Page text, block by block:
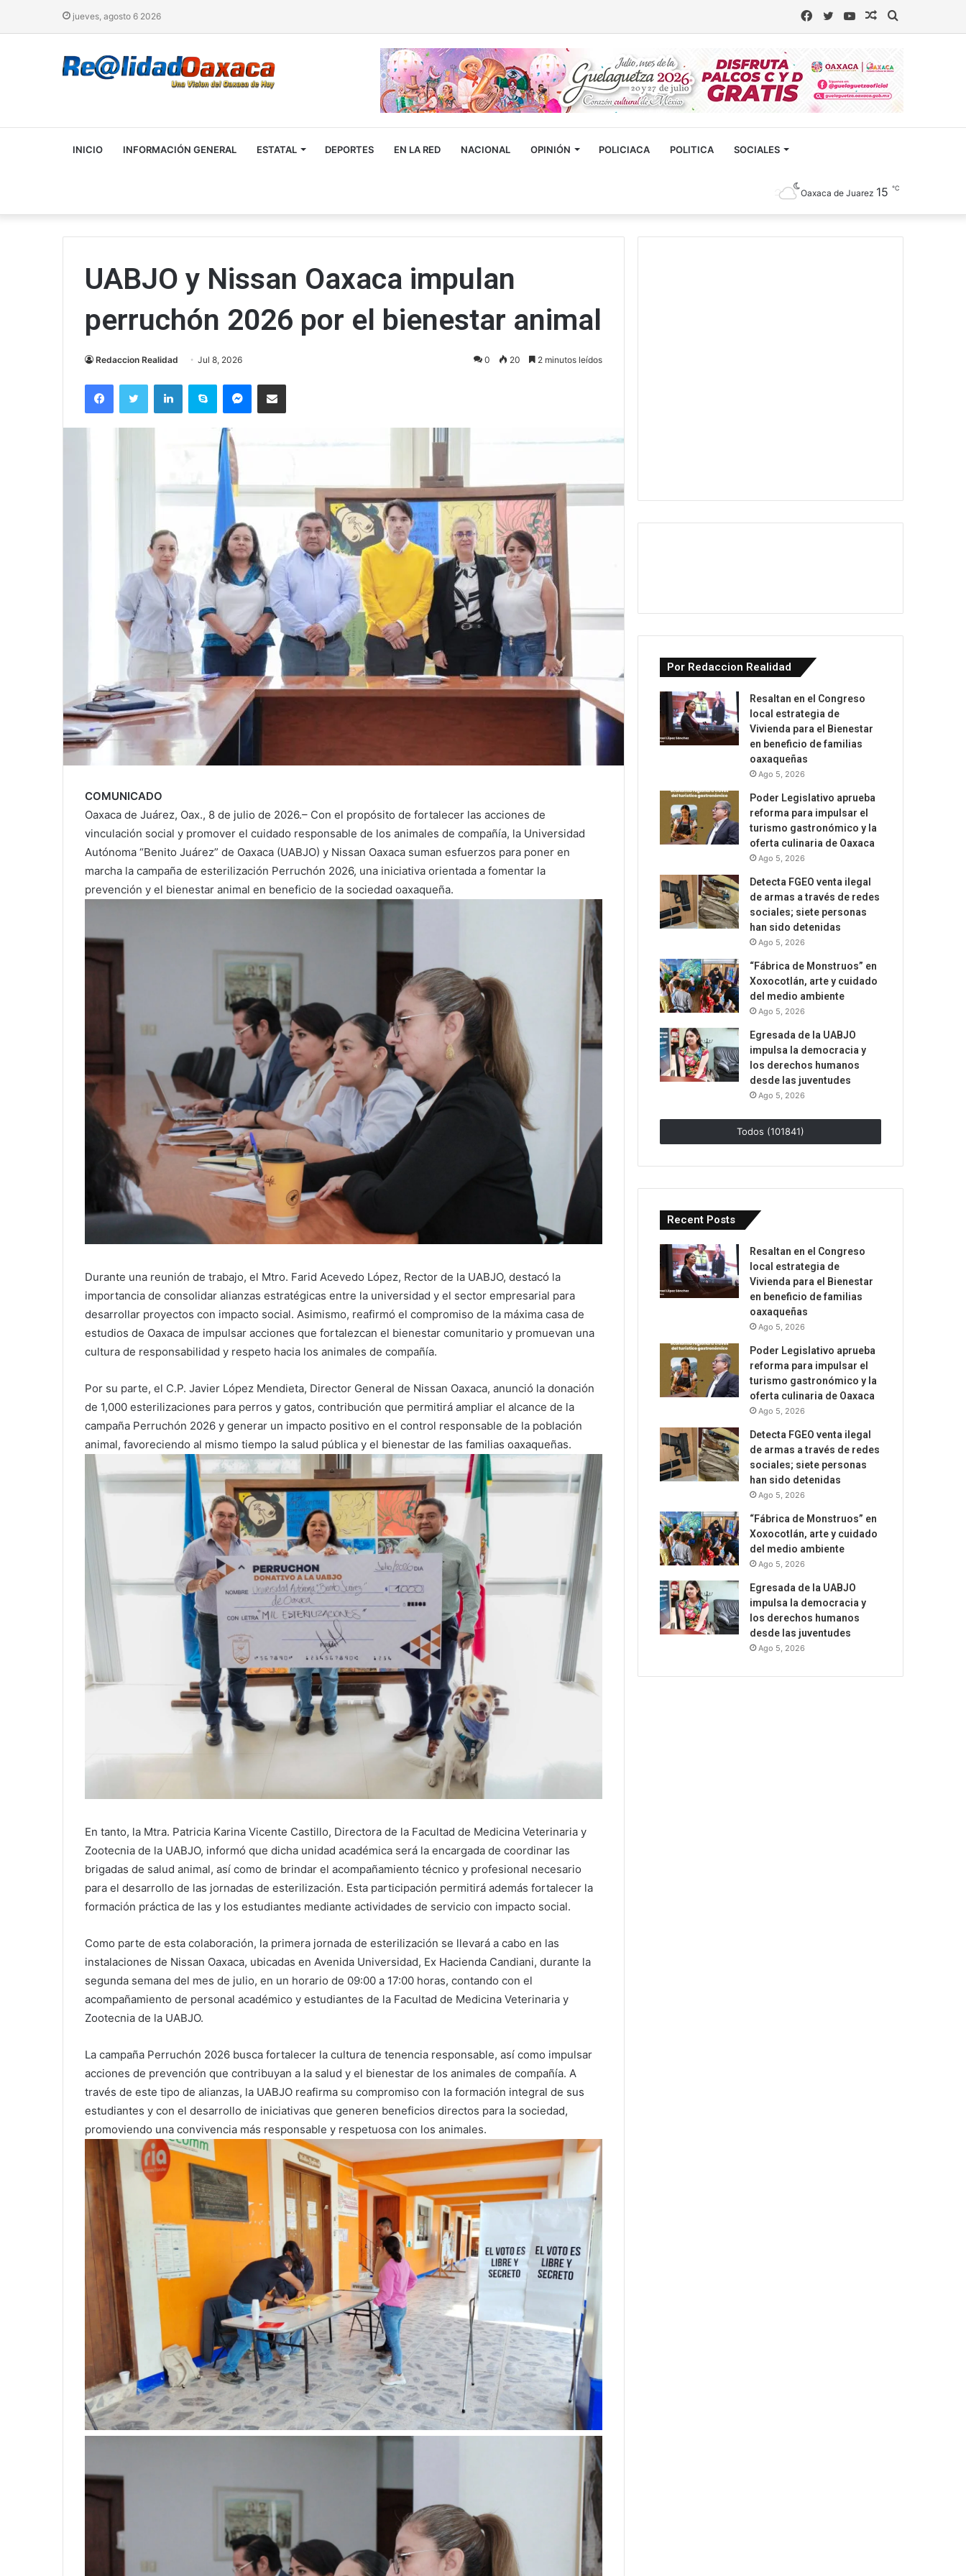
jueves, agosto 6 2026 Buscar
Artículo
YouTube
Twitter
Facebook
INICIO INFORMACIÓN GENERAL ESTATAL DEPORTES EN LA RED NACIONAL OPINIÓN POLICIACA POLITICA SOCIALES
Oaxaca de Juarez 15 ℃
UABJO y Nissan Oaxaca impulan
perruchón 2026 por el bienestar animal
Redaccion Realidad Jul 8, 2026 0 20 2 minutos leídos
FacebookTwitter LinkedInSkype MessengerCompartir via correo electrónico
COMUNICADO
Oaxaca de Juárez, Oax., 8 de julio de 2026.– Con el propósito de fortalecer las acciones de
vinculación social y promover el cuidado responsable de los animales de compañía, la Universidad
Autónoma “Benito Juárez” de Oaxaca (UABJO) y Nissan Oaxaca suman esfuerzos para poner en
marcha la campaña de esterilización Perruchón 2026, una iniciativa orientada a fomentar la
prevención y el bienestar animal en beneficio de la sociedad oaxaqueña.
Durante una reunión de trabajo, el Mtro. Farid Acevedo López, Rector de la UABJO, destacó la
importancia de consolidar alianzas estratégicas entre la universidad y el sector empresarial para
desarrollar proyectos con impacto social. Asimismo, reafirmó el compromiso de la máxima casa de
estudios de Oaxaca de impulsar acciones que fortalezcan el bienestar comunitario y promuevan una
cultura de responsabilidad y respeto hacia los animales de compañía.
Por su parte, el C.P. Javier López Mendieta, Director General de Nissan Oaxaca, anunció la donación
de 1,000 esterilizaciones para perros y gatos, contribución que permitirá ampliar el alcance de la
campaña Perruchón 2026 y generar un impacto positivo en el control responsable de la población
animal, favoreciendo al mismo tiempo la salud pública y el bienestar de las familias oaxaqueñas.
En tanto, la Mtra. Patricia Karina Vicente Castillo, Directora de la Facultad de Medicina Veterinaria y
Zootecnia de la UABJO, informó que dicha unidad académica será la encargada de coordinar las
brigadas de salud animal, así como de brindar el acompañamiento técnico y profesional necesario
para el desarrollo de las jornadas de esterilización. Esta participación permitirá además fortalecer la
formación práctica de las y los estudiantes mediante actividades de servicio con impacto social.
Como parte de esta colaboración, la primera jornada de esterilización se llevará a cabo en las
instalaciones de Nissan Oaxaca, ubicadas en Avenida Universidad, Ex Hacienda Candiani, durante la
segunda semana del mes de julio, en un horario de 09:00 a 17:00 horas, contando con el
acompañamiento de personal académico y estudiantes de la Facultad de Medicina Veterinaria y
Zootecnia de la UABJO.
La campaña Perruchón 2026 busca fortalecer la cultura de tenencia responsable, así como impulsar
acciones de prevención que contribuyan a la salud y el bienestar de los animales de compañía. A
través de este tipo de alianzas, la UABJO reafirma su compromiso con la formación integral de sus
estudiantes y con el desarrollo de iniciativas que generen beneficios directos para la sociedad,
promoviendo una convivencia más responsable y respetuosa con los animales.
Por Redaccion Realidad
Resaltan en el Congreso
local estrategia de
Vivienda para el Bienestar
en beneficio de familias
oaxaqueñas
Ago 5, 2026
Poder Legislativo aprueba
reforma para impulsar el
turismo gastronómico y la
oferta culinaria de Oaxaca
Ago 5, 2026
Detecta FGEO venta ilegal
de armas a través de redes
sociales; siete personas
han sido detenidas
Ago 5, 2026
“Fábrica de Monstruos” en
Xoxocotlán, arte y cuidado
del medio ambiente
Ago 5, 2026
Egresada de la UABJO
impulsa la democracia y
los derechos humanos
desde las juventudes
Ago 5, 2026
Todos (101841)
Recent Posts
Resaltan en el Congreso
local estrategia de
Vivienda para el Bienestar
en beneficio de familias
oaxaqueñas
Ago 5, 2026
Poder Legislativo aprueba
reforma para impulsar el
turismo gastronómico y la
oferta culinaria de Oaxaca
Ago 5, 2026
Detecta FGEO venta ilegal
de armas a través de redes
sociales; siete personas
han sido detenidas
Ago 5, 2026
“Fábrica de Monstruos” en
Xoxocotlán, arte y cuidado
del medio ambiente
Ago 5, 2026
Egresada de la UABJO
impulsa la democracia y
los derechos humanos
desde las juventudes
Ago 5, 2026